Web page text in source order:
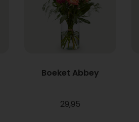
Boeket Abbey
29,95